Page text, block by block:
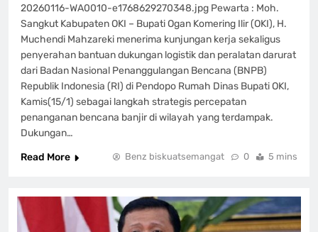
20260116-WA0010-e1768629270348.jpg Pewarta : Moh.
Sangkut Kabupaten ​OKI – Bupati Ogan Komering Ilir (OKI), H.
Muchendi Mahzareki menerima kunjungan kerja sekaligus
penyerahan bantuan dukungan logistik dan peralatan darurat
dari Badan Nasional Penanggulangan Bencana (BNPB)
Republik Indonesia (RI) di Pendopo Rumah Dinas Bupati OKI,
Kamis(15/1) sebagai langkah strategis percepatan
penanganan bencana banjir di wilayah yang terdampak. ​
Dukungan…
Read More
Benz biskuatsemangat 0 5 mins